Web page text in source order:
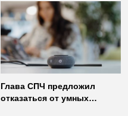
Глава СПЧ предложил
отказаться от умных